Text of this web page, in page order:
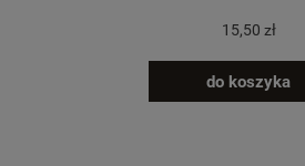
15,50 zł
do koszyka